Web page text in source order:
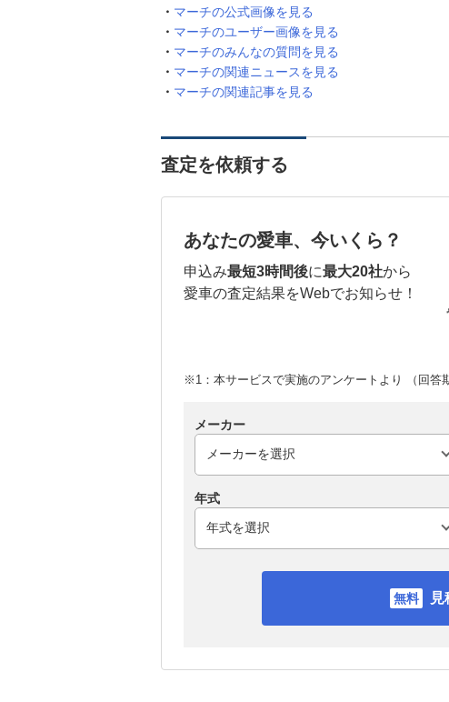
マーチの公式画像を見る
マーチのユーザー画像を見る
マーチのみんなの質問を見る
マーチの関連ニュースを見る
マーチの関連記事を見る
査定を依頼する
あなたの愛車、今いくら？
申込み最短3時間後に最大20社から
愛車の査定結果をWebでお知らせ！
※1：本サービスで実施のアンケートより （回答
メーカー
年式
見